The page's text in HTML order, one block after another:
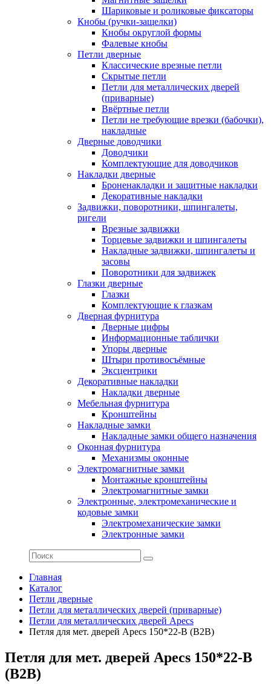
Шариковые и роликовые фиксаторы
Кнобы (ручки-защелки)
Кнобы округлой формы
Фалевые кнобы
Петли дверные
Классические врезные петли
Скрытые петли
Петли для металлических дверей
(приварные)
Ввёртные петли
Петли не требующие врезки (бабочки),
накладные
Дверные доводчики
Доводчики
Комплектующие для доводчиков
Накладки дверные
Броненакладки и защитные накладки
Декоративные накладки
Задвижки, поворотники, шпингалеты,
ригели
Врезные задвижки
Торцевые задвижки и шпингалеты
Накладные задвижки, шпингалеты и
засовы
Поворотники для задвижек
Глазки дверные
Глазки
Комплектующие к глазкам
Дверная фурнитура
Дверные цифры
Информационные таблички
Упоры дверные
Штыри противосъёмные
Эксцентрики
Декоративные накладки
Накладки дверные
Мебельная фурнитура
Кронштейны
Накладные замки
Накладные замки общего назначения
Оконная фурнитура
Механизмы оконные
Электромагнитные замки
Монтажные кронштейны
Электромагнитные замки
Электронные, электромеханические и
кодовые замки
Электромеханические замки
Электронные замки
Главная
Каталог
Петли дверные
Петли для металлических дверей (приварные)
Петли для металлических дверей Apecs
Петля для мет. дверей Apecs 150*22-B (B2B)
Петля для мет. дверей Apecs 150*22-B
(B2B)